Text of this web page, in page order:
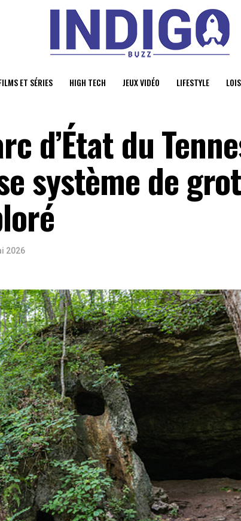
ET SÉRIES HIGH TECH JEUX VIDÉO LIFESTYLE
d’État du
système de
2026